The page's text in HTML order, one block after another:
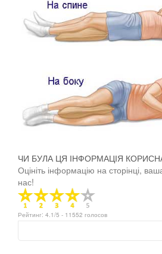
ЧИ БУЛА ЦЯ ІНФОРМАЦІЯ
Оцініть інформацію на сторінці,
нас!
Рейтинг: 4.1/5 - 11552 голосов